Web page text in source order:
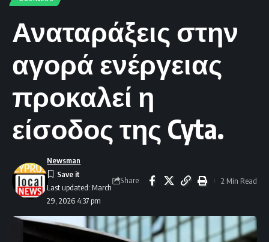
Αναταράξεις στην
αγορά ενέργειας
προκαλεί η
είσοδος της Cyta.
Last updated: March
29, 2026 4:37 pm
Newsman
Share 2 Min Read